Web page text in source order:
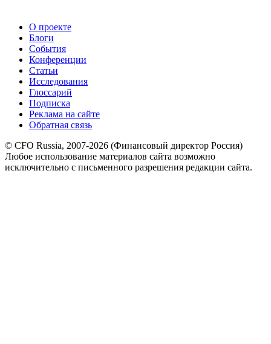
О проекте
Блоги
События
Конференции
Статьи
Исследования
Глоссарий
Подписка
Реклама на сайте
Обратная связь
© CFO Russia, 2007-2026 (Финансовый директор Россия)
Любое использование материалов сайта возможно
исключительно с письменного разрешения редакции сайта.